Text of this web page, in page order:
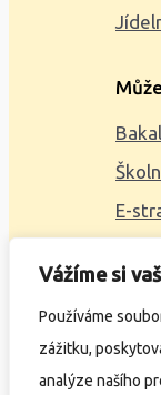
Vážíme si
Používáme
zážitku,
analýze našího
E-
2023 ©
Ochrana